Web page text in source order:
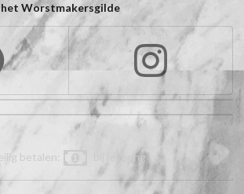
Worstmakersgilde
betalen: bij levering